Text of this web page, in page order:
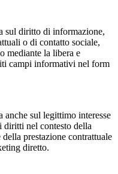
sul diritto di informazione,
o di contatto sociale,
mediante la libera e
campi informativi nel form
anche sul legittimo interesse
diritti nel contesto della
prestazione contrattuale
diretto.